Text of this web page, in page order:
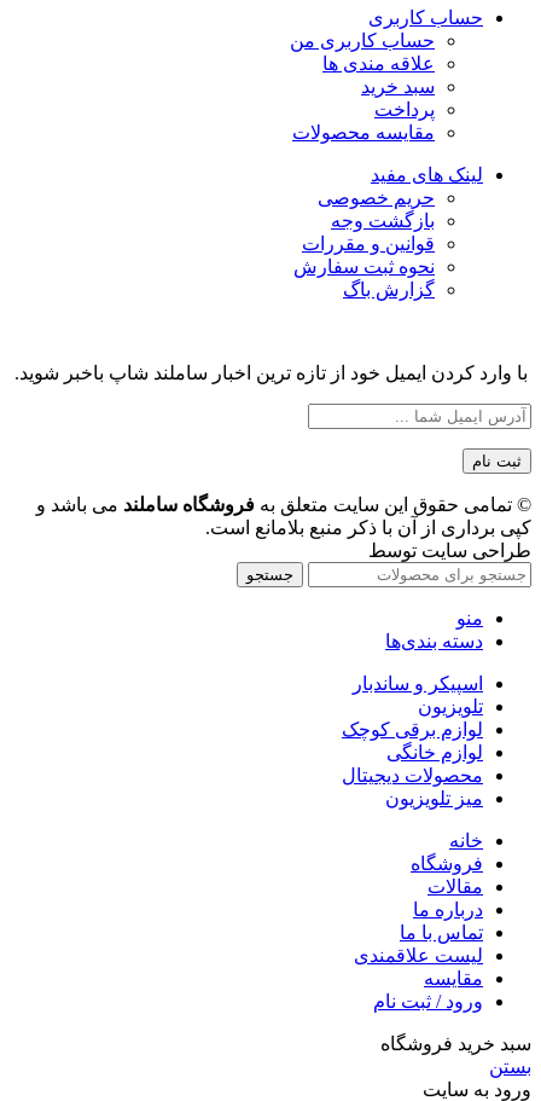
حساب کاربری
حساب کاربری من
علاقه مندی ها
سبد خرید
پرداخت
مقایسه محصولات
لینک های مفید
حریم خصوصی
بازگشت وجه
قوانین و مقررات
نحوه ثبت سفارش
گزارش باگ
با وارد کردن ایمیل خود از تازه ترین اخبار ساملند شاپ باخبر شوید.
© تمامی حقوق این سایت متعلق به فروشگاه ساملند می باشد و
کپی برداری از آن با ذکر منبع بلامانع است.
طراحی سایت توسط
جستجو
منو
دسته بندی‌ها
اسپیکر و ساندبار
تلویزیون
لوازم برقی کوچک
لوازم خانگی
محصولات دیجیتال
میز تلویزیون
خانه
فروشگاه
مقالات
درباره ما
تماس با ما
لیست علاقمندی
مقایسه
ورود / ثبت نام
سبد خرید فروشگاه
بستن
ورود به سایت